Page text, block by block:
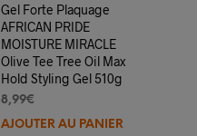
Gel Forte Plaquage
AFRICAN PRIDE
MOISTURE MIRACLE
Olive Tee Tree Oil Max
Hold Styling Gel 510g
8,99€
AJOUTER AU PANIER